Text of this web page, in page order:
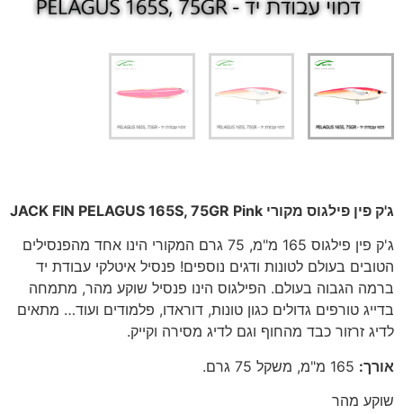
ג'ק פין פילגוס מקורי JACK FIN PELAGUS 165S, 75GR Pink
ג'ק פין פילגוס 165 מ"מ, 75 גרם המקורי הינו אחד מהפנסילים
הטובים בעולם לטונות ודגים נוספים! פנסיל איטלקי עבודת יד
ברמה הגבוה בעולם. הפילגוס הינו פנסיל שוקע מהר, מתמחה
בדייג טורפים גדולים כגון טונות, דוראדו, פלמודים ועוד… מתאים
לדיג זרזור כבד מהחוף וגם לדיג מסירה וקייק.
אורך: מ"מ, משקל 75 גרם
.
שוקע מהר